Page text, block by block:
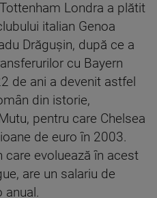
Londra a plătit
italian Genoa
Drăgușin, după ce a
cu Bayern
de ani a devenit astfel
din istorie,
pentru care Chelsea
de euro în 2003.
care evoluează în acest
are un salariu de
anual.